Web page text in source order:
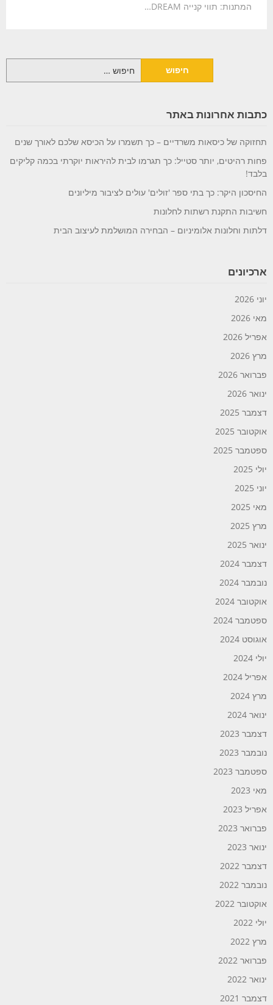
המתנות: תווי קנייה DREAM…
כתבות אחרונות באתר
תחזוקה של כיסאות משרדיים – כך תשמרו על הכיסא שלכם לאורך שנים
פחות רהיטים, יותר סטייל: כך תגרמו לבית להיראות יוקרתי בכמה קליקים
בלבד!
החיסכון היקר: כך בתי ספר 'זולים' עולים לציבור מיליונים
חשיבות התקנת רשתות לחלונות
דלתות וחלונות אלומיניום – הבחירה המושלמת לעיצוב הבית
ארכיונים
יוני 2026
מאי 2026
אפריל 2026
מרץ 2026
פברואר 2026
ינואר 2026
דצמבר 2025
אוקטובר 2025
ספטמבר 2025
יולי 2025
יוני 2025
מאי 2025
מרץ 2025
ינואר 2025
דצמבר 2024
נובמבר 2024
אוקטובר 2024
ספטמבר 2024
אוגוסט 2024
יולי 2024
אפריל 2024
מרץ 2024
ינואר 2024
דצמבר 2023
נובמבר 2023
ספטמבר 2023
מאי 2023
אפריל 2023
פברואר 2023
ינואר 2023
דצמבר 2022
נובמבר 2022
אוקטובר 2022
יולי 2022
מרץ 2022
פברואר 2022
ינואר 2022
דצמבר 2021